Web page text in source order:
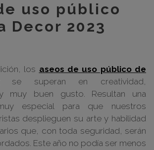
uso público
Decor 2023
los aseos de uso público de
superan en creatividad,
muy buen gusto. Resultan una
especial para que nuestros
desplieguen su arte y habilidad
que, con toda seguridad, serán
Este año no podía ser menos